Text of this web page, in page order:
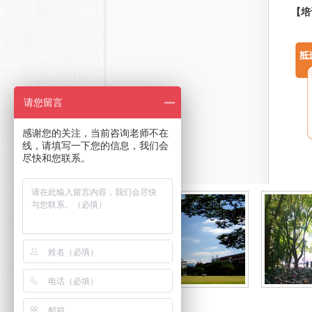
【
请您留言
感谢您的关注，当前咨询老师不在
线，请填写一下您的信息，我们会
尽快和您联系。